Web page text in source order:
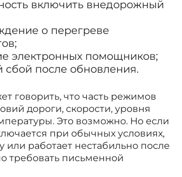
включить внедорожный
о перегреве
электронных помощников;
сбой после обновления.
говорить, что часть режимов
дороги, скорости, уровня
Это возможно. Но если
при обычных условиях,
или работает нестабильно после
требовать письменной